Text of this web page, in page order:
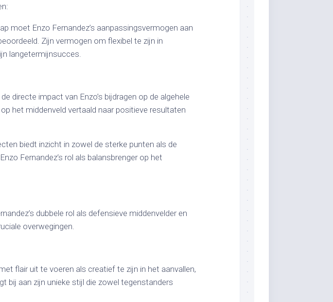
moet Enzo Fernandez’s aanpassingsvermogen aan
Zijn vermogen om flexibel te zijn in
langetermijnsucces.
directe impact van Enzo’s bijdragen op de algehele
het middenveld vertaald naar positieve resultaten
biedt inzicht in zowel de sterke punten als de
Fernandez’s rol als balansbrenger op het
dubbele rol als defensieve middenvelder en
overwegingen.
flair uit te voeren als creatief te zijn in het aanvallen,
bij aan zijn unieke stijl die zowel tegenstanders